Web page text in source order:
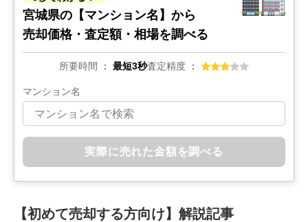
宮城県の 【マンション名】から
売却価格・査定額・相場を調べる
所要時間 最短3秒査定精度
マンション名
実際に売れた金額を調べる
【初めて売却する方向け】解説記事